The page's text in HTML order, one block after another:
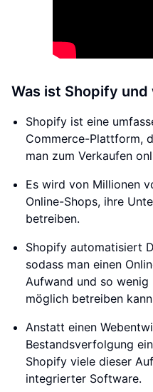
Was ist Shopify
Shopify ist eine
Commerce-Plattform,
man zum Verkaufen
Es wird von Millionen
Online-Shops, ihre
betreiben.
Shopify automatisiert
sodass man einen
Aufwand und so wenig
möglich betreiben
Anstatt einen
Bestandsverfolgung
Shopify viele dieser
integrierter Software.